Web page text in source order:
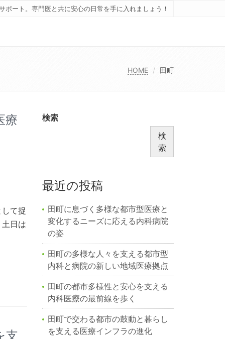
ポート。専門医と共に安心の日常を手に入れましょう！
HOME 田町
療
て捉
日は
支
検索
検
索
最近の投稿
田町に息づく多様な都市型医療と
変化するニーズに応える内科病院
の姿
田町の多様な人々を支える都市型
内科と病院の新しい地域医療拠点
田町の都市多様性と安心を支える
内科医療の最前線を歩く
田町で交わる都市の鼓動と暮らし
を支える医療インフラの進化